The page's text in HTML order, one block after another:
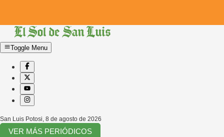
Toggle Menu
San Luis Potosi 8 de agosto de 2026
VER MÁS PERIÓDICOS